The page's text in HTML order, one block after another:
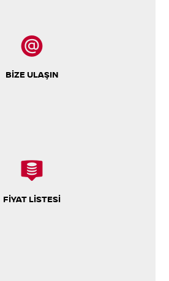
BİZE ULAŞIN
FIYAT LISTESI